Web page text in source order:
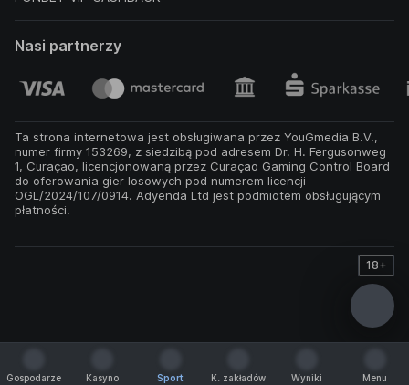
Nasi partnerzy
Ta strona internetowa jest obsługiwana przez YouGmedia B.V.,
numer firmy 153269, z siedzibą pod adresem Dr. H. Fergusonweg
1, Curaçao, licencjonowaną przez Curaçao Gaming Control Board
do oferowania gier losowych pod numerem licencji
OGL/2024/107/0914. Adyenda Ltd jest podmiotem obsługującym
płatności.
18+
Gospodarze Kasyno Sport K. zakładów Wyniki Menu